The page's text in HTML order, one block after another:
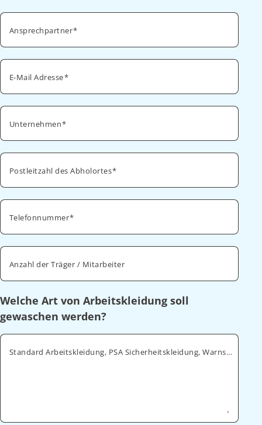
Ansprechpartner
E-Mail Adresse
Unternehmen
Postleitzahl des Abholortes
Telefonnummer
Anzahl der Träger / Mitarbeiter
Welche Art von Arbeitskleidung soll
gewaschen werden?
Standard Arbeitskleidung, PSA Sicherheitskleidung, Warnschutz, ESD